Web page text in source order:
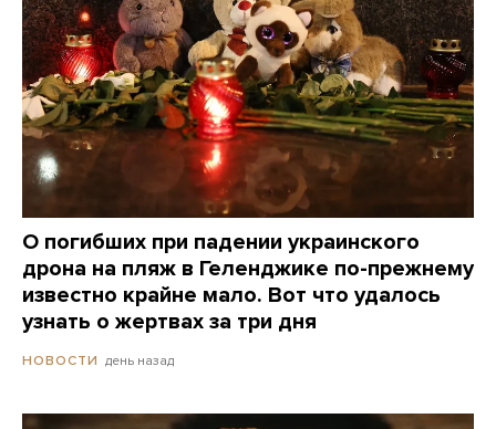
О погибших при падении украинского
дрона на пляж в Геленджике по-прежнему
известно крайне мало. Вот что удалось
узнать о жертвах за три дня
НОВОСТИ день назад